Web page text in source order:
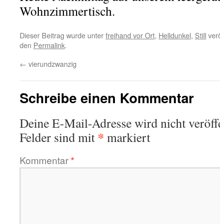
Wohnzimmertisch.
Dieser Beitrag wurde unterfreihand vor Ort, Helldunkel, Still
den Permalink.
← vierundzwanzig
Schreibe einen Kommentar
Deine E-Mail-Adresse wird nicht
Felder sind mit * markiert
Kommentar*